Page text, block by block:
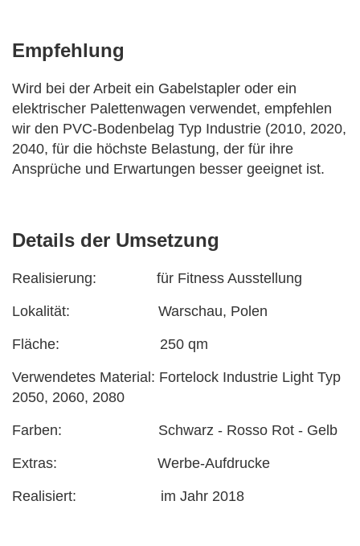
Empfehlung
Wird bei der Arbeit ein Gabelstapler oder ein
elektrischer Palettenwagen verwendet, empfehlen
wir den PVC-Bodenbelag Typ Industrie (2010, 2020,
2040, für die höchste Belastung, der für ihre
Ansprüche und Erwartungen besser geeignet ist.
Details der Umsetzung
Realisierung: für Fitness Ausstellung
Lokalität: Warschau, Polen
Fläche: 250 qm
Verwendetes Material: Fortelock Industrie Light Typ
2050, 2060, 2080
Farben: Schwarz - Rosso Rot - Gelb
Extras: Werbe-Aufdrucke
Realisiert: im Jahr 2018